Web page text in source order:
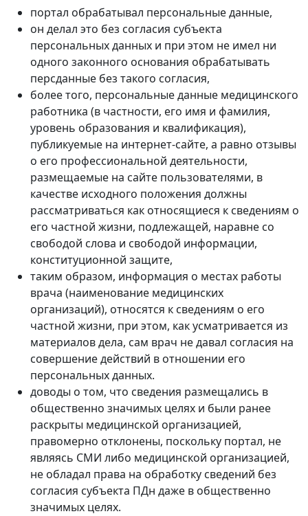
портал обрабатывал персональные данные,
он делал это без согласия субъекта
персональных данных и при этом не имел ни
одного законного основания обрабатывать
персданные без такого согласия,
более того, персональные данные медицинского
работника (в частности, его имя и фамилия,
уровень образования и квалификация),
публикуемые на интернет-сайте, а равно отзывы
о его профессиональной деятельности,
размещаемые на сайте пользователями, в
качестве исходного положения должны
рассматриваться как относящиеся к сведениям о
его частной жизни, подлежащей, наравне со
свободой слова и свободой информации,
конституционной защите,
таким образом, информация о местах работы
врача (наименование медицинских
организаций), относятся к сведениям о его
частной жизни, при этом, как усматривается из
материалов дела, сам врач не давал согласия на
совершение действий в отношении его
персональных данных.
доводы о том, что сведения размещались в
общественно значимых целях и были ранее
раскрыты медицинской организацией,
правомерно отклонены, поскольку портал, не
являясь СМИ либо медицинской организацией,
не обладал права на обработку сведений без
согласия субъекта ПДн даже в общественно
значимых целях.